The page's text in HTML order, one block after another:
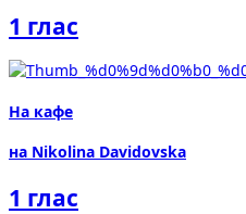
1 глас
На кафе
на Nikolina Davidovska
1 глас